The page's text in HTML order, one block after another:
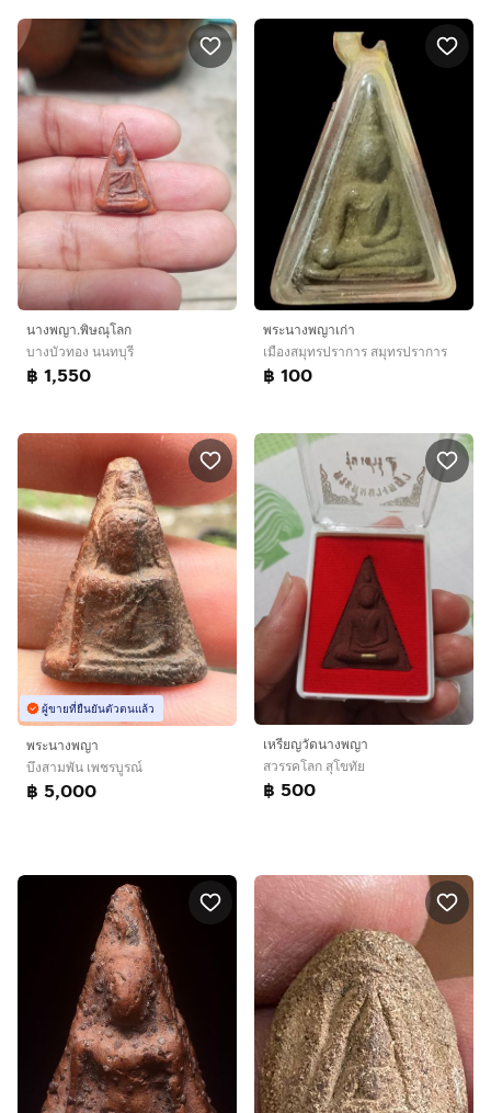
นางพญา.พิษ​ณ​ุ​โลก
บางบัวทอง นนทบุรี
฿ 1,550
พระนางพญาเก่า
เมืองสมุทรปราการ สมุทรปราการ
฿ 100
ผู้ขายที่ยืนยันตัวตนแล้ว
พระนางพญา
บึงสามพัน เพชรบูรณ์
฿ 5,000
เหรียญวัดนางพญา
สวรรคโลก สุโขทัย
฿ 500